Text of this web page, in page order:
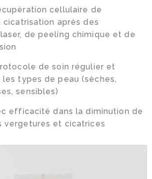
cellulaire de
cicatrisation après des
de peeling chimique et de
de soin régulier et
types de peau (sèches,
sensibles)
efficacité dans la diminution de
vergetures et cicatrices